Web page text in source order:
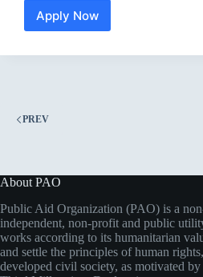
Apply Now
Community
Erbil
PREV
About PAO
Public Aid Organization (PAO) is a
independent, non-profit and public
works according to its humanitarian
and settle the principles of human
developed civil society, as motivated